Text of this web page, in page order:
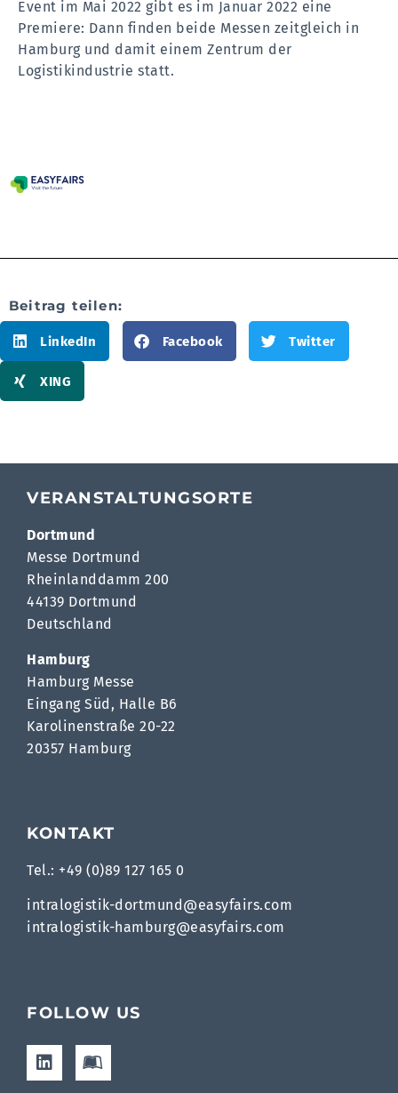
Event im Mai 2022 gibt es im Januar 2022 eine
Premiere: Dann finden beide Messen zeitgleich in
Hamburg und damit einem Zentrum der
Logistikindustrie statt.
Beitrag teilen:
LinkedIn Facebook Twitter
XING
VERANSTALTUNGSORTE
Dortmund
Messe Dortmund
Rheinlanddamm 200
44139 Dortmund
Deutschland
Hamburg
Hamburg Messe
Eingang Süd, Halle B6
Karolinenstraße 20-22
20357 Hamburg
KONTAKT
Tel.: +49 (0)89 127 165 0
intralogistik-dortmund@easyfairs.com
intralogistik-hamburg@easyfairs.com
FOLLOW US